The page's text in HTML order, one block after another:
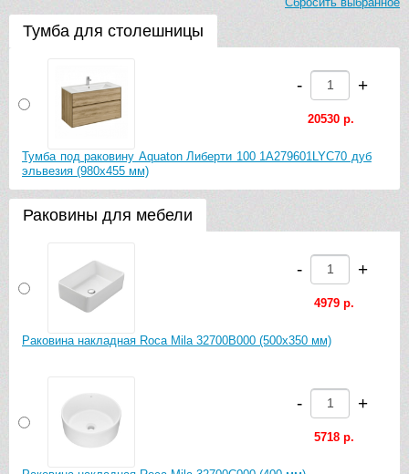
Тумба для столешницы
Тумба под раковину Aquaton Либерти 100 1A279601LYC70 дуб
эльвезия (980х455 мм)
- +
20530 р.
Раковины для мебели
Раковина накладная Roca Mila 32700B000 (500х350 мм)
- +
4979 р.
- +
5718 р.